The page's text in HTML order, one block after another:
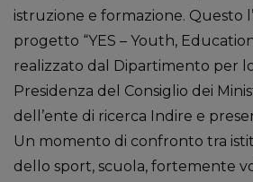
istruzione e formazione. Questo
progetto “YES – Youth,
realizzato dal Dipartimento per
Presidenza del Consiglio dei
dell’ente di ricerca Indire e
Un momento di confronto tra
dello sport, scuola, fortemente